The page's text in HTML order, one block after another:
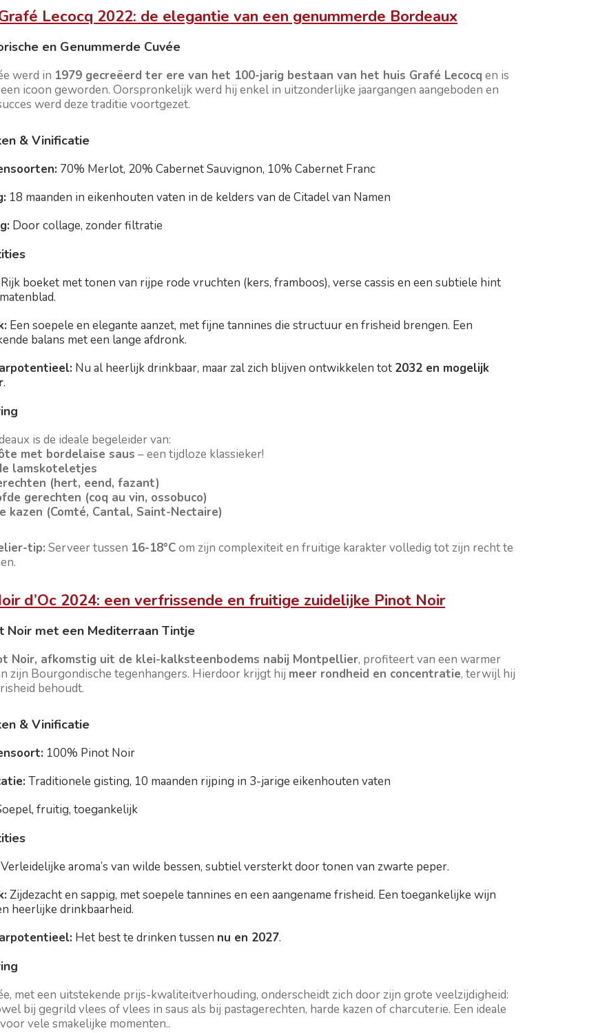
Lecocq 2022: de elegantie van een genummerde Bordeaux
en Genummerde Cuvée
werd in 1979 gecreëerd ter ere van het 100-jarig bestaan van het huis Grafé Lecocq en is
icoon geworden. Oorspronkelijk werd hij enkel in uitzonderlijke jaargangen aangeboden en
werd deze traditie voortgezet.
& Vinificatie
70% Merlot, 20% Cabernet Sauvignon, 10% Cabernet Franc
18 maanden in eikenhouten vaten in de kelders van de Citadel van Namen
Door collage, zonder filtratie
Rijk boeket met tonen van rijpe rode vruchten (kers, framboos), verse cassis en een subtiele hint
Een soepele en elegante aanzet, met fijne tannines die structuur en frisheid brengen. Een
balans met een lange afdronk.
Nu al heerlijk drinkbaar, maar zal zich blijven ontwikkelen tot 2032 en mogelijk
.
is de ideale begeleider van:
met bordelaise saus – een tijdloze klassieker!
lamskoteletjes
(hert, eend, fazant)
gerechten (coq au vin, ossobuco)
kazen (Comté, Cantal, Saint-Nectaire)
tip: Serveer tussen 16-18°Com zijn complexiteit en fruitige karakter volledig tot zijn recht te
d’Oc 2024: een verfrissende en fruitige zuidelijke Pinot Noir
Noir met een Mediterraan Tintje
Noir, afkomstig uit de klei-kalksteenbodems nabij Montpellier, profiteert van een warmer
zijn Bourgondische tegenhangers. Hierdoor krijgt hij meer rondheid en concentratie, terwijl hij
behoudt.
& Vinificatie
100% Pinot Noir
Traditionele gisting, 10 maanden rijping in 3-jarige eikenhouten vaten
fruitig, toegankelijk
Verleidelijke aroma’s van wilde bessen, subtiel versterkt door tonen van zwarte peper.
Zijdezacht en sappig, met soepele tannines en een aangename frisheid. Een toegankelijke wijn
heerlijke drinkbaarheid.
Het best te drinken tussen nu en 2027.
met een uitstekende prijs-kwaliteitverhouding, onderscheidt zich door zijn grote veelzijdigheid:
bij gegrild vlees of vlees in saus als bij pastagerechten, harde kazen of charcuterie. Een ideale
vele smakelijke momenten..